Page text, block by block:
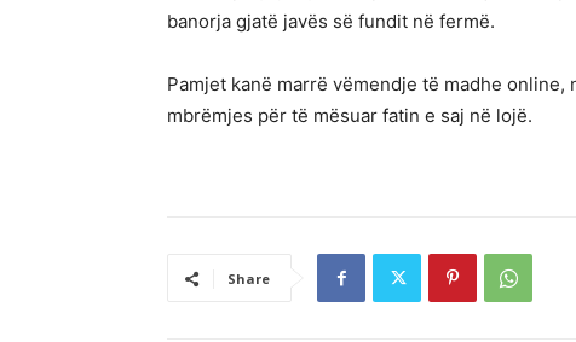
banorja gjatë javës së fundit në fermë.
Pamjet kanë marrë vëmendje të madhe
mbrëmjes për të mësuar fatin e saj në lojë.
Share